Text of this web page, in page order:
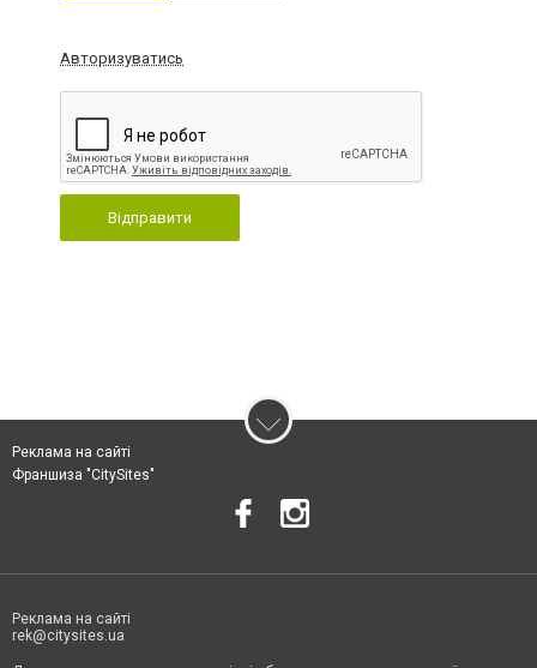
Авторизуватись
Відправити
Реклама на сайті
Франшиза "CitySites"
Реклама на сайті
rek@citysites.ua